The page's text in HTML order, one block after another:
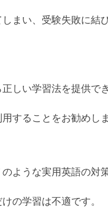
まい、受験失敗に結
しい学習法を提供で
することをお勧めし
のような実用英語の対
の学習は不適です。